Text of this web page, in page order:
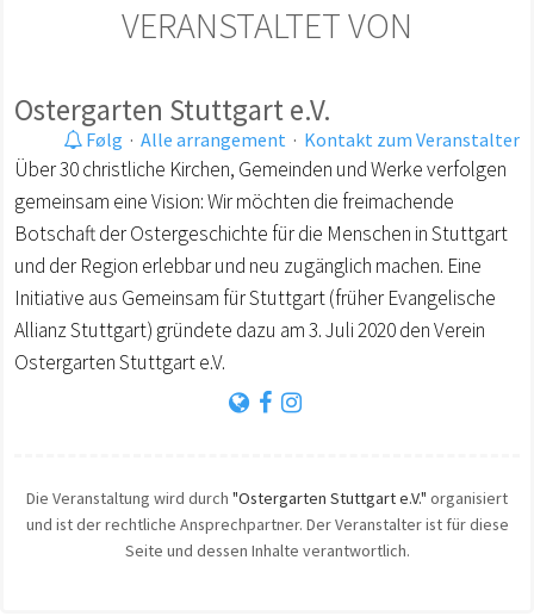
VERANSTALTET VON
Ostergarten Stuttgart e.V.
Følg · Alle arrangement · Kontakt zum Veranstalter
Über 30 christliche Kirchen, Gemeinden und Werke verfolgen
gemeinsam eine Vision: Wir möchten die freimachende
Botschaft der Ostergeschichte für die Menschen in Stuttgart
und der Region erlebbar und neu zugänglich machen. Eine
Initiative aus Gemeinsam für Stuttgart (früher Evangelische
Allianz Stuttgart) gründete dazu am 3. Juli 2020 den Verein
Ostergarten Stuttgart e.V.
Die Veranstaltung wird durch "Ostergarten Stuttgart e.V." organisiert
und ist der rechtliche Ansprechpartner. Der Veranstalter ist für diese
Seite und dessen Inhalte verantwortlich.